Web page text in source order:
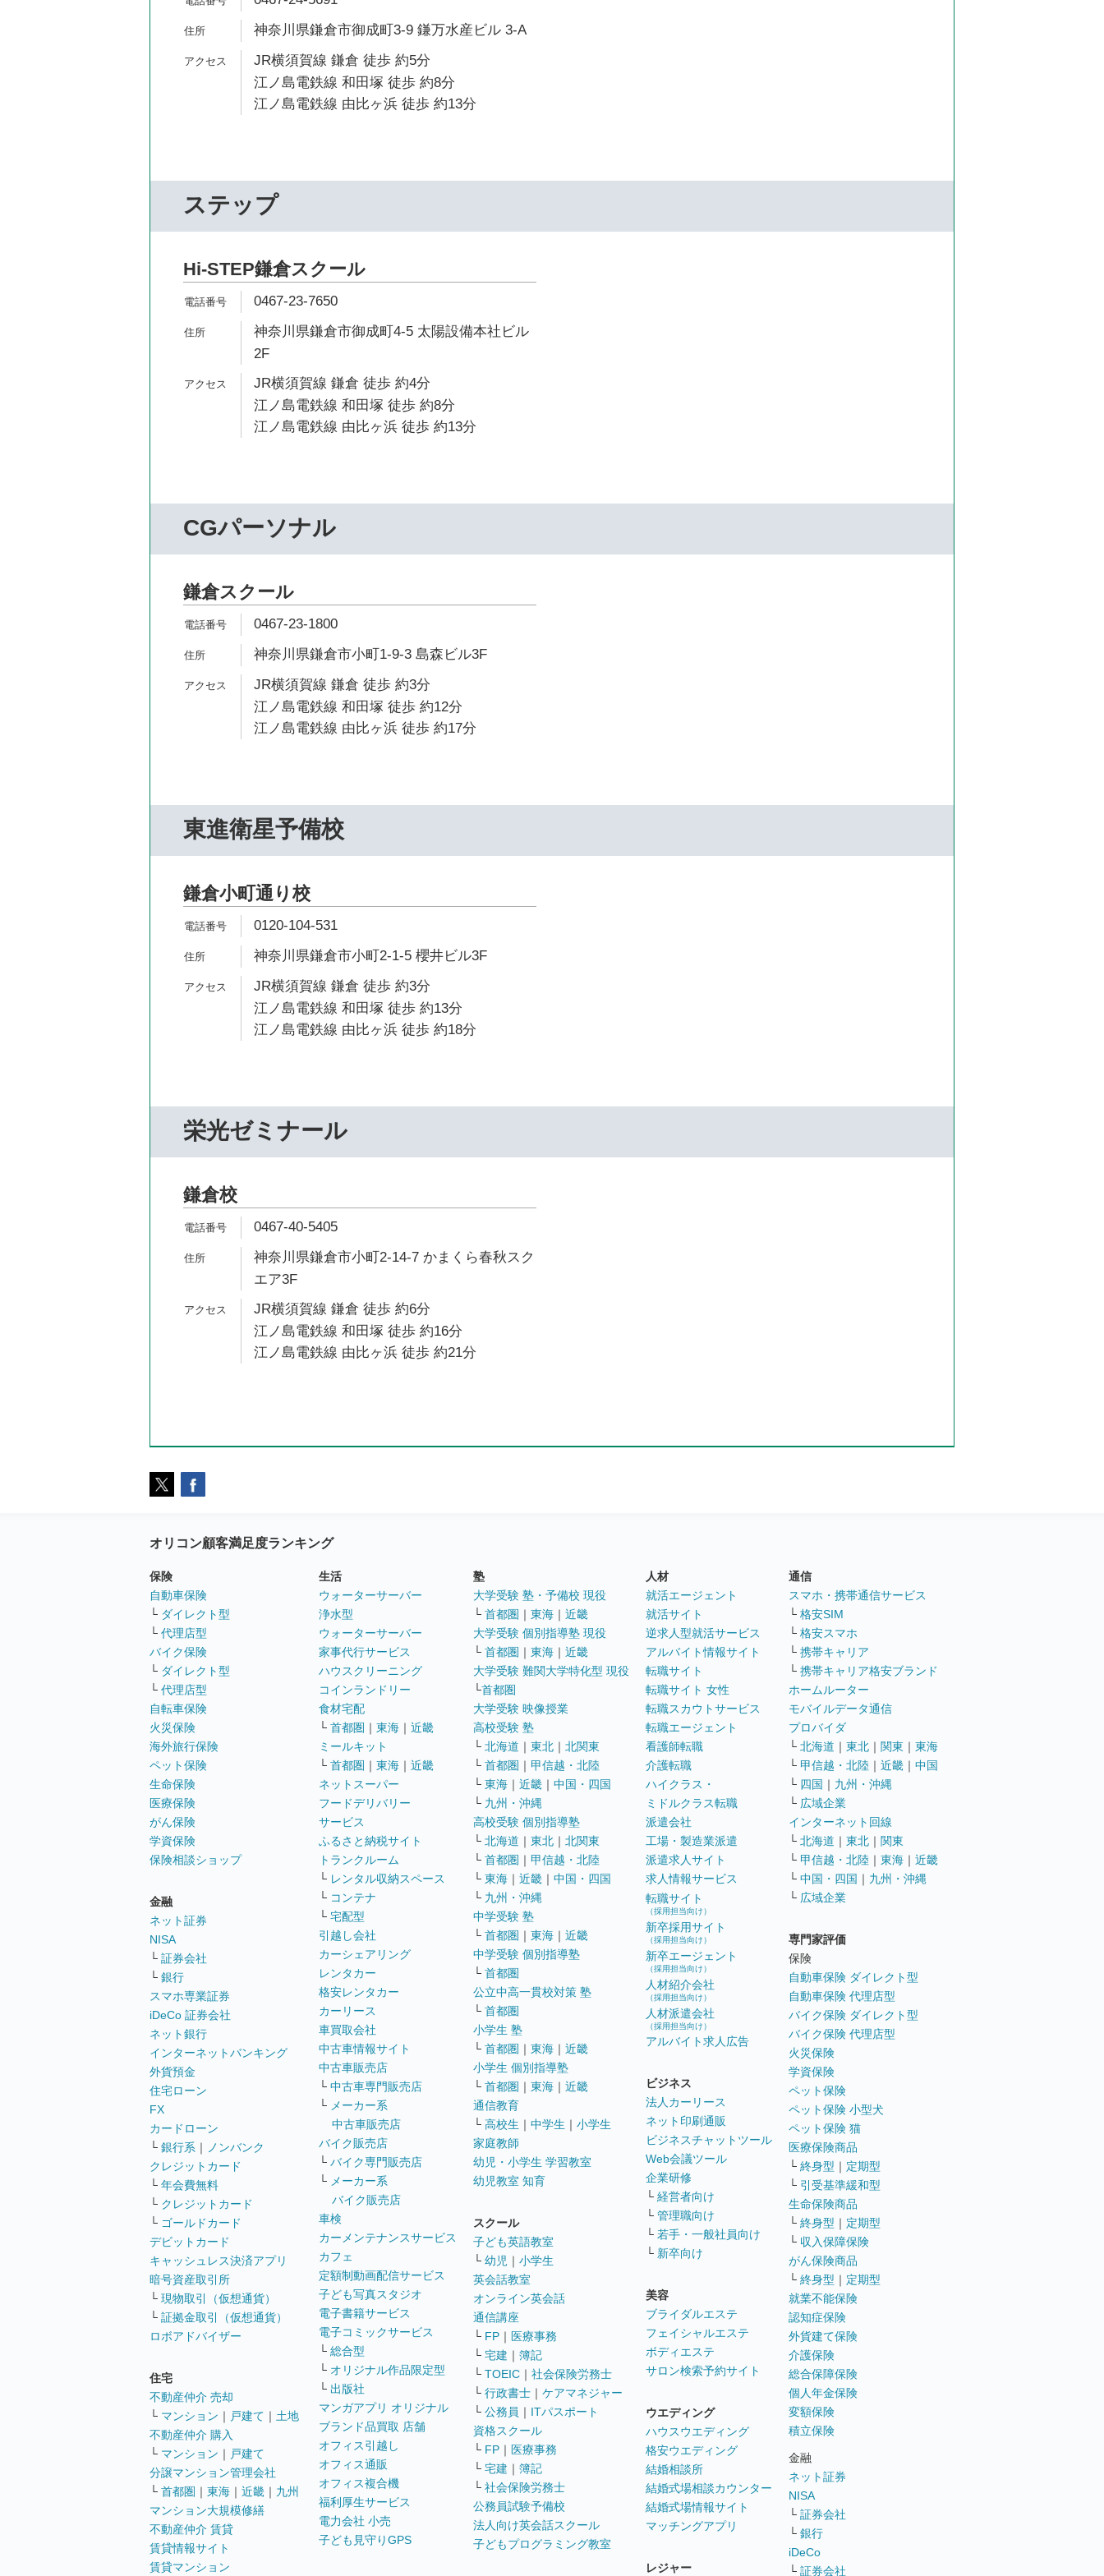
神奈川県鎌倉市御成町3-9 鎌万水産ビル 3-A
JR横須賀線 鎌倉 徒歩 約5分
江ノ島電鉄線 和田塚 徒歩 約8分
江ノ島電鉄線 由比ヶ浜 徒歩 約13分
ステップ
Hi-STEP鎌倉スクール
0467-23-7650
神奈川県鎌倉市御成町4-5 太陽設備本社ビル
2F
JR横須賀線 鎌倉 徒歩 約4分
江ノ島電鉄線 和田塚 徒歩 約8分
江ノ島電鉄線 由比ヶ浜 徒歩 約13分
CGパーソナル
鎌倉スクール
0467-23-1800
神奈川県鎌倉市小町1-9-3 島森ビル3F
JR横須賀線 鎌倉 徒歩 約3分
江ノ島電鉄線 和田塚 徒歩 約12分
江ノ島電鉄線 由比ヶ浜 徒歩 約17分
東進衛星予備校
鎌倉小町通り校
0120-104-531
神奈川県鎌倉市小町2-1-5 櫻井ビル3F
JR横須賀線 鎌倉 徒歩 約3分
江ノ島電鉄線 和田塚 徒歩 約13分
江ノ島電鉄線 由比ヶ浜 徒歩 約18分
栄光ゼミナール
鎌倉校
0467-40-5405
神奈川県鎌倉市小町2-14-7 かまくら春秋スク
エア3F
JR横須賀線 鎌倉 徒歩 約6分
江ノ島電鉄線 和田塚 徒歩 約16分
江ノ島電鉄線 由比ヶ浜 徒歩 約21分
オリコン顧客満足度ランキング
保険
自動車保険
└ ダイレクト型
└ 代理店型
バイク保険
└ ダイレクト型
└ 代理店型
自転車保険
火災保険
海外旅行保険
ペット保険
生命保険
医療保険
がん保険
学資保険
保険相談ショップ
金融
ネット証券
NISA
└ 証券会社
└ 銀行
スマホ専業証券
iDeCo 証券会社
ネット銀行
インターネットバンキング
外貨預金
住宅ローン
FX
カードローン
└ 銀行系 ｜
ノンバンク
クレジットカード
└ 年会費無料
└ クレジットカード
└ ゴールドカード
デビットカード
キャッシュレス決済アプリ
暗号資産取引所
└ 現物取引（仮想通貨）
└ 証拠金取引（仮想通貨）
ロボアドバイザー
住宅
不動産仲介 売却
└ マンション ｜ 戸建て ｜ 土地
不動産仲介 購入
└ マンション ｜ 戸建て
分譲マンション管理会社
└ 首都圏 ｜ 東海 ｜ 近畿 ｜ 九州
マンション大規模修繕
不動産仲介 賃貸
賃貸情報サイト
賃貸マンション
生活
ウォーターサーバー
浄水型
ウォーターサーバー
家事代行サービス
ハウスクリーニング
コインランドリー
食材宅配
└ 首都圏 ｜ 東海 ｜ 近畿
ミールキット
└ 首都圏 ｜ 東海 ｜ 近畿
ネットスーパー
フードデリバリー
サービス
ふるさと納税サイト
トランクルーム
└ レンタル収納スペース
└ コンテナ
└ 宅配型
引越し会社
カーシェアリング
レンタカー
格安レンタカー
カーリース
車買取会社
中古車情報サイト
中古車販売店
└ 中古車専門販売店
└ メーカー系
中古車販売店
バイク販売店
└ バイク専門販売店
└ メーカー系
バイク販売店
車検
カーメンテナンスサービス
カフェ
定額制動画配信サービス
子ども写真スタジオ
電子書籍サービス
電子コミックサービス
└ 総合型
└ オリジナル作品限定型
└ 出版社
マンガアプリ オリジナル
ブランド品買取 店舗
オフィス引越し
オフィス通販
オフィス複合機
福利厚生サービス
電力会社 小売
子ども見守りGPS
塾
大学受験 塾・予備校 現役
└ 首都圏 ｜ 東海 ｜ 近畿
大学受験 個別指導塾 現役
└ 首都圏 ｜ 東海 ｜ 近畿
大学受験 難関大学特化型 現役
└首都圏
大学受験 映像授業
高校受験 塾
└ 北海道 ｜ 東北 ｜ 北関東
└ 首都圏 ｜ 甲信越・北陸
└ 東海 ｜ 近畿 ｜ 中国・四国
└ 九州・沖縄
高校受験 個別指導塾
└ 北海道 ｜ 東北 ｜ 北関東
└ 首都圏 ｜ 甲信越・北陸
└ 東海 ｜ 近畿 ｜ 中国・四国
└ 九州・沖縄
中学受験 塾
└ 首都圏 ｜ 東海 ｜ 近畿
中学受験 個別指導塾
└ 首都圏
公立中高一貫校対策 塾
└ 首都圏
小学生 塾
└ 首都圏 ｜ 東海 ｜ 近畿
小学生 個別指導塾
└ 首都圏 ｜ 東海 ｜ 近畿
通信教育
└ 高校生 ｜ 中学生 ｜ 小学生
家庭教師
幼児・小学生 学習教室
幼児教室 知育
スクール
子ども英語教室
└ 幼児 ｜ 小学生
英会話教室
オンライン英会話
通信講座
└ FP ｜ 医療事務
└ 宅建 ｜ 簿記
└ TOEIC ｜ 社会保険労務士
└ 行政書士 ｜ ケアマネジャー
└ 公務員 ｜ ITパスポート
資格スクール
└ FP ｜ 医療事務
└ 宅建 ｜ 簿記
└ 社会保険労務士
公務員試験予備校
法人向け英会話スクール
子どもプログラミング教室
人材
就活エージェント
就活サイト
逆求人型就活サービス
アルバイト情報サイト
転職サイト
転職サイト 女性
転職スカウトサービス
転職エージェント
看護師転職
介護転職
ハイクラス・
ミドルクラス転職
派遣会社
工場・製造業派遣
派遣求人サイト
求人情報サービス
転職サイト
（採用担当向け）
新卒採用サイト
（採用担当向け）
新卒エージェント
（採用担当向け）
人材紹介会社
（採用担当向け）
人材派遣会社
（採用担当向け）
アルバイト求人広告
ビジネス
法人カーリース
ネット印刷通販
ビジネスチャットツール
Web会議ツール
企業研修
└ 経営者向け
└ 管理職向け
└ 若手・一般社員向け
└ 新卒向け
美容
ブライダルエステ
フェイシャルエステ
ボディエステ
サロン検索予約サイト
ウエディング
ハウスウエディング
格安ウエディング
結婚相談所
結婚式場相談カウンター
結婚式場情報サイト
マッチングアプリ
レジャー
通信
スマホ・携帯通信サービス
└ 格安SIM
└ 格安スマホ
└ 携帯キャリア
└ 携帯キャリア格安ブランド
ホームルーター
モバイルデータ通信
プロバイダ
└ 北海道 ｜ 東北 ｜ 関東 ｜ 東海
└ 甲信越・北陸 ｜ 近畿 ｜ 中国
└ 四国 ｜ 九州・沖縄
└ 広域企業
インターネット回線
└ 北海道 ｜ 東北 ｜ 関東
└ 甲信越・北陸 ｜ 東海 ｜ 近畿
└ 中国・四国 ｜ 九州・沖縄
└ 広域企業
専門家評価
保険
自動車保険 ダイレクト型
自動車保険 代理店型
バイク保険 ダイレクト型
バイク保険 代理店型
火災保険
学資保険
ペット保険
ペット保険 小型犬
ペット保険 猫
医療保険商品
└ 終身型 ｜ 定期型
└ 引受基準緩和型
生命保険商品
└ 終身型 ｜ 定期型
└ 収入保障保険
がん保険商品
└ 終身型 ｜ 定期型
就業不能保険
認知症保険
外貨建て保険
介護保険
総合保障保険
個人年金保険
変額保険
積立保険
金融
ネット証券
NISA
└ 証券会社
└ 銀行
iDeCo
└ 証券会社